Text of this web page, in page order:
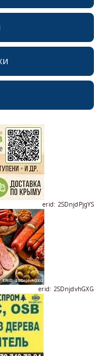
erid: 2SDnjdPjgYS
erid: 2SDnjdvhGXG